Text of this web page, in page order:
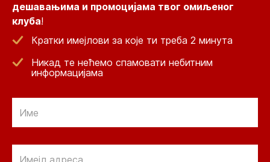
дешавањима и промоцијама твог омиљеног
клуба!
Кратки имејлови за које ти треба 2 минута
Никад те нећемо спамовати небитним
информацијама